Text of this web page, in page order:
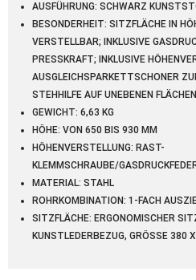
AUSFÜHRUNG: SCHWARZ
BESONDERHEIT: SITZFLÄCHE IN
VERSTELLBAR; INKLUSIVE
PRESSKRAFT; INKLUSIVE
USGLEICHSPARKETTSCHONER
TEHHILFE AUF UNEBENEN FLÄCHEN
GEWICHT: 6,63 KG
HÖHE: VON 650 BIS 930 MM
HÖHENVERSTELLUNG: RAST-
KLEMMSCHRAUBE/
MATERIAL: STAHL
ROHRKOMBINATION: 1-FACH
SITZFLÄCHE: ERGONOMISCHER
KUNSTLEDERBEZUG, GRÖSSE 380 X